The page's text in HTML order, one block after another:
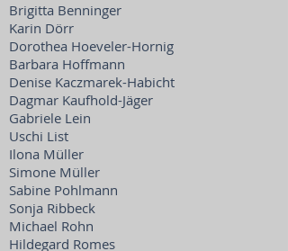
Brigitta Benninger
Karin Dörr
Dorothea Hoeveler-Hornig
Barbara Hoffmann
Denise Kaczmarek-Habicht
Dagmar Kaufhold-Jäger
Gabriele Lein
Uschi List
Ilona Müller
Simone Müller
Sabine Pohlmann
Sonja Ribbeck
Michael Rohn
Hildegard Romes